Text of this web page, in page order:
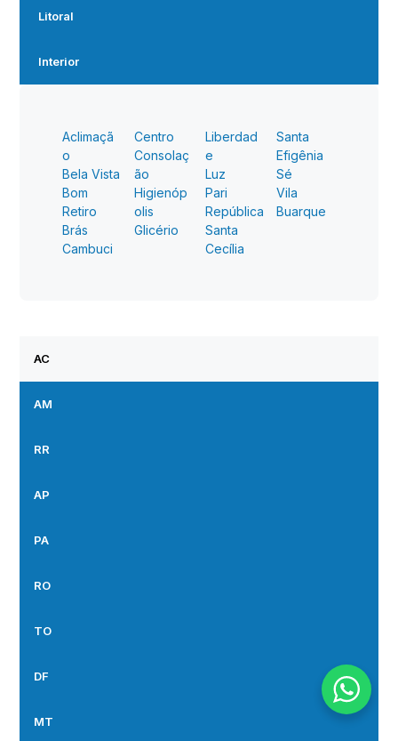
Litoral
Interior
Aclimaçã
o
Bela Vista
Bom
Retiro
Brás
Cambuci
Centro
Consolaç
ão
Higienóp
olis
Glicério
Liberdad
e
Luz
Pari
República
Santa
Cecília
Santa
Efigênia
Sé
Vila
Buarque
AC
AM
RR
AP
PA
RO
TO
DF
MT